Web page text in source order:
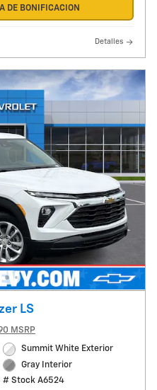
DE BONIFICACION
Detalles
LS
MSRP
Summit White Exterior
Gray Interior
# Stock A6524